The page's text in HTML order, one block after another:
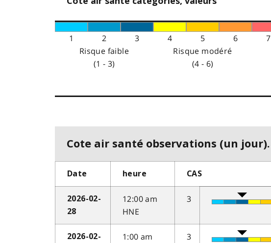
1 2 3 4 5 6 7
Risque faible
(1 - 3)
Risque modéré
(4 - 6)
Cote air santé observations (un jour).
Date heure CAS
2026-02-
28
12:00 am
HNE
3
2026-02-
1:00 am
3